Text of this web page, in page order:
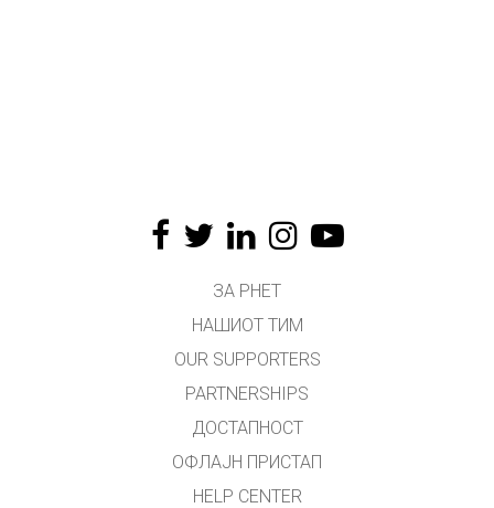
ЗА PHET
НАШИОТ ТИМ
OUR SUPPORTERS
PARTNERSHIPS
ДОСТАПНОСТ
ОФЛАЈН ПРИСТАП
HELP CENTER